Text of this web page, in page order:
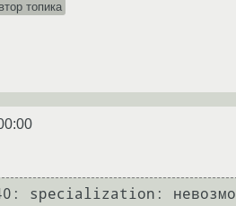
топика
specialization: